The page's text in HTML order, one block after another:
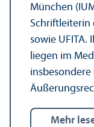
München
Schriftleiterin
sowie UFITA.
liegen im
insbesondere
mehr